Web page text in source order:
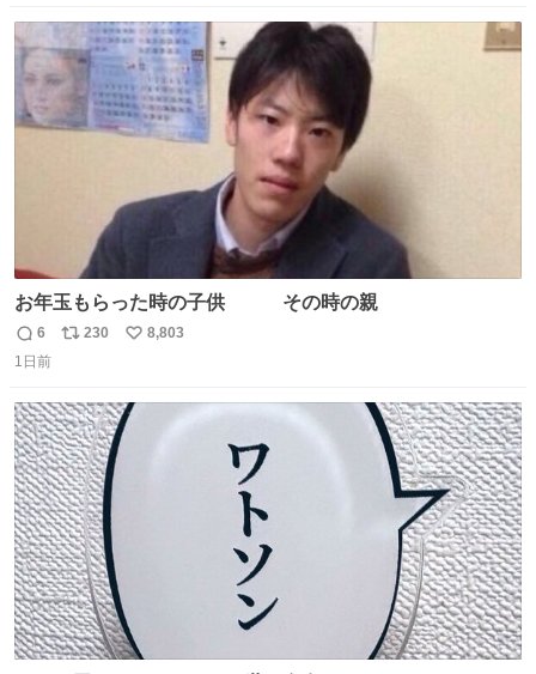
数
数
お年玉もらった時の子供 その時の親
返
信
6
リ
ト
数
230
い
数
8,803
1日前